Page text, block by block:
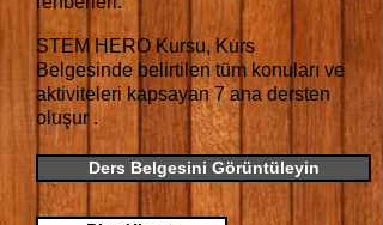
STEM HERO Kursu, Kurs
Belgesinde belirtilen tüm konuları ve
aktiviteleri kapsayan 7 ana dersten
oluşur .
Ders Belgesini Görüntüleyin